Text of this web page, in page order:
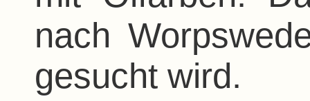
nach
gesucht wird.